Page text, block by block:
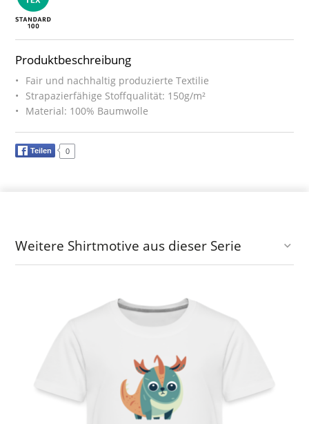
Produktbeschreibung
Fair und nachhaltig produzierte Textilie
Strapazierfähige Stoffqualität: 150g/m²
Material: 100% Baumwolle
Teilen 0
Weitere Shirtmotive aus dieser Serie